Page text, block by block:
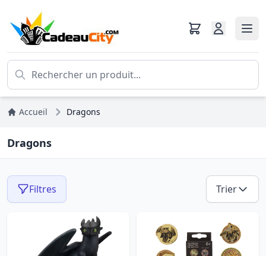
Accueil Dragons
Dragons
Filtres Trier